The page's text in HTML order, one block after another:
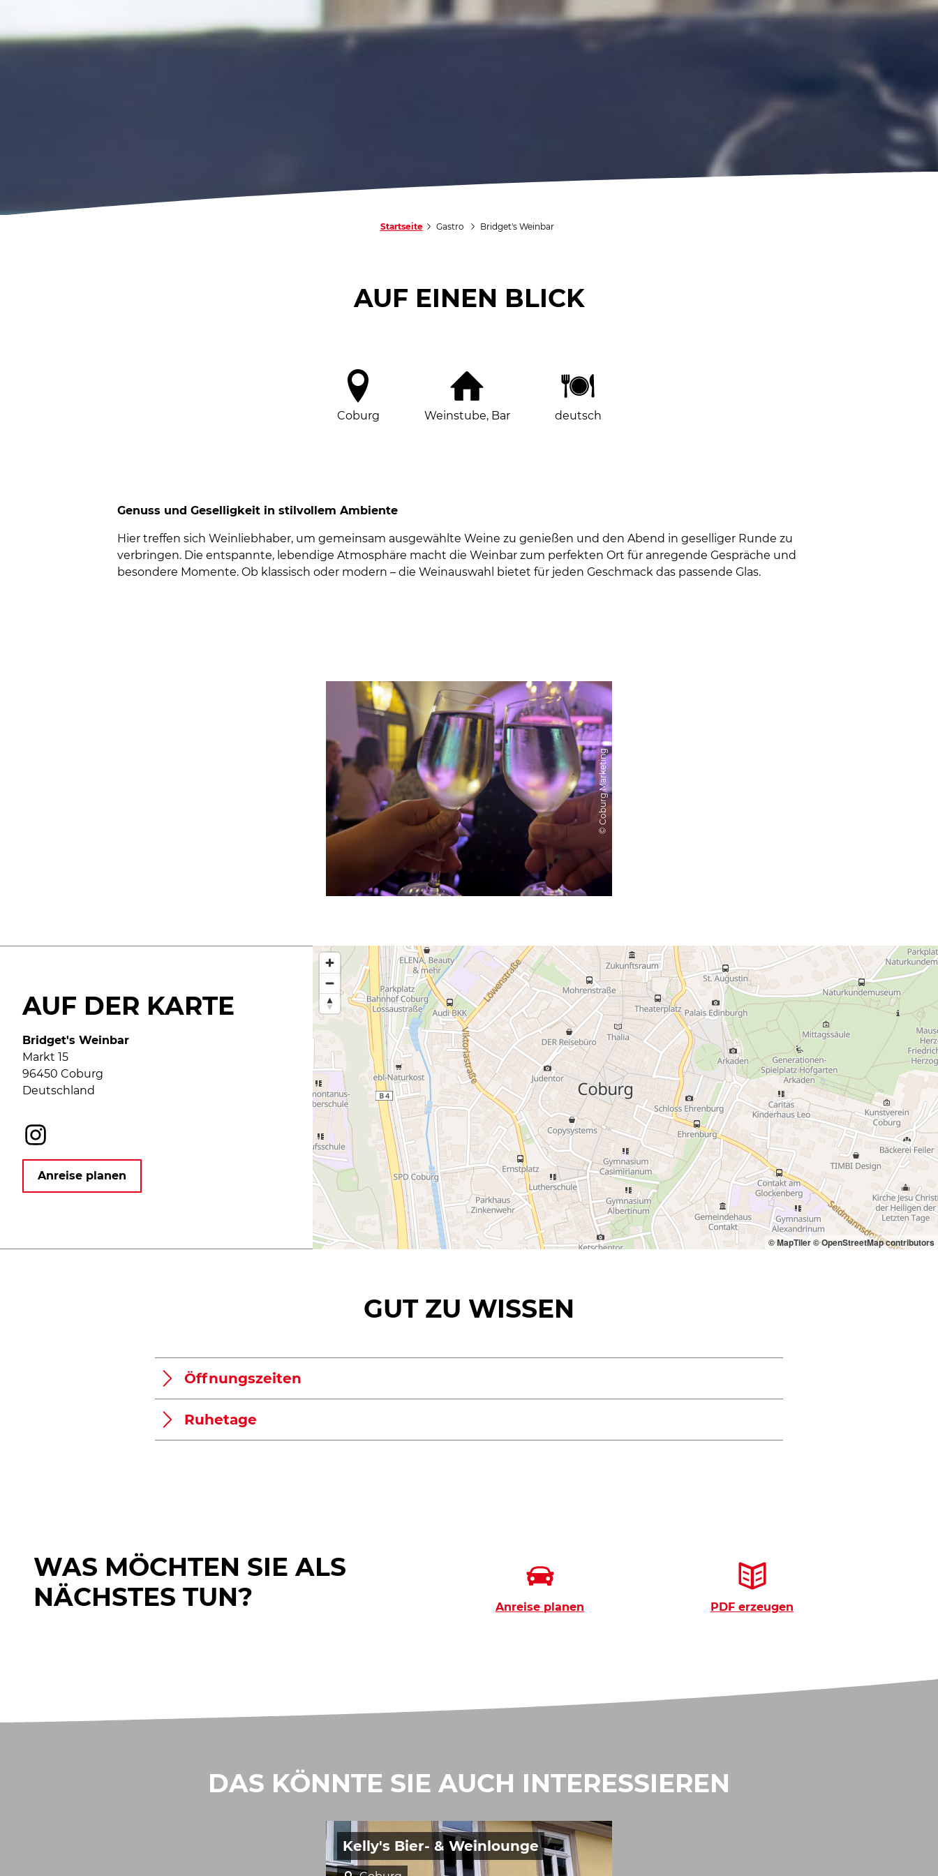
Startseite Gastro Bridget's Weinbar
AUF EINEN BLICK
Coburg Weinstube, Bar deutsch
Genuss und Geselligkeit in stilvollem Ambiente
Hier treffen sich Weinliebhaber, um gemeinsam ausgewählte Weine zu genießen und den Abend in geselliger Runde zu
verbringen. Die entspannte, lebendige Atmosphäre macht die Weinbar zum perfekten Ort für anregende Gespräche und
besondere Momente. Ob klassisch oder modern – die Weinauswahl bietet für jeden Geschmack das passende Glas.
© Coburg Marketing
AUF DER KARTE
Bridget's Weinbar
Markt 15
96450 Coburg
Deutschland
I
n
t
Anreise planen
© MapTiler© OpenStreetMap contributors
GUT ZU WISSEN
Öffnungszeiten
Ruhetage
WAS MÖCHTEN SIE ALS
NÄCHSTES TUN?
Anreise planen PDF erzeugen
DAS KÖNNTE SIE AUCH INTERESSIEREN
Kelly's Bier- & Weinlounge